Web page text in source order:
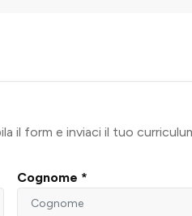
il form e inviaci il tuo
Cognome *